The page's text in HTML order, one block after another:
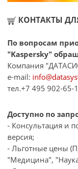
КОНТАКТЫ
По вопросам
"Kaspersky"
Компания
e-mail:
тел.+7 495 902-65-
Доступно по
- Консультация и
версия;
- Льготные цены
"Медицина",